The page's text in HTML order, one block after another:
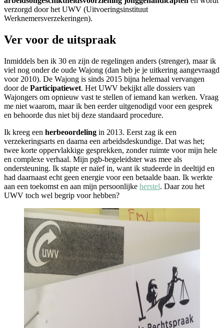
verzorgd door het UWV (Uitvoeringsinstituut
Werknemersverzekeringen).
Ver voor de uitspraak
Inmiddels ben ik 30 en zijn de regelingen anders (strenger), maar ik
viel nog onder de oude Wajong (dan heb je je uitkering aangevraagd
voor 2010). De Wajong is sinds 2015 bijna helemaal vervangen
door de Participatiewet. Het UWV bekijkt alle dossiers van
Wajongers om opnieuw vast te stellen of iemand kan werken. Vraag
me niet waarom, maar ik ben eerder uitgenodigd voor een gesprek
en behoorde dus niet bij deze standaard procedure.
Ik kreeg een herbeoordeling in 2013. Eerst zag ik een
verzekeringsarts en daarna een arbeidsdeskundige. Dat was het;
twee korte oppervlakkige gesprekken, zonder ruimte voor mijn hele
en complexe verhaal. Mijn pgb-begeleidster was mee als
ondersteuning. Ik stapte er naïef in, want ik studeerde in deeltijd en
had daarnaast echt geen energie voor een betaalde baan. Ik werkte
aan een toekomst en aan mijn persoonlijke herstel. Daar zou het
UWV toch wel begrip voor hebben?